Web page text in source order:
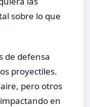
sobre lo que
de defensa
proyectiles.
pero otros
en